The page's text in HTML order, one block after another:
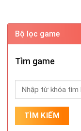
Bộ lọc game
Tìm game